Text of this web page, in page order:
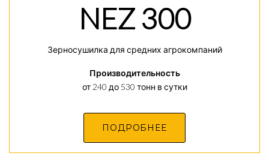
NEZ 300
Зерносушилка для средних агрокомпаний
Производительность
от 240 до 530 тонн в сутки
ПОДРОБНЕЕ